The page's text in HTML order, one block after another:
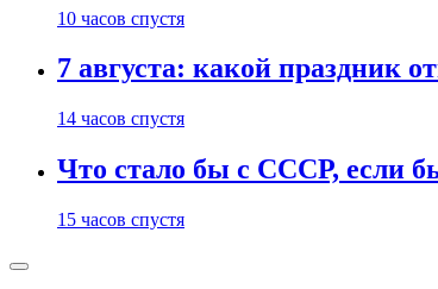
10 часов спустя
7 августа: какой праздник
14 часов спустя
Что стало бы с СССР, если
15 часов спустя